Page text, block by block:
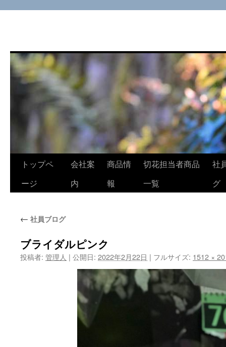
ン
ツ
へ
トップペ
ージ
会社案
内
商品情
報
切花担当者商品
一覧
社
グ
← 社員ブログ
ブライダルピンク
投稿者: 管理人 | 公開日: 2022年2月22日 | フルサイズ: 1512 ×